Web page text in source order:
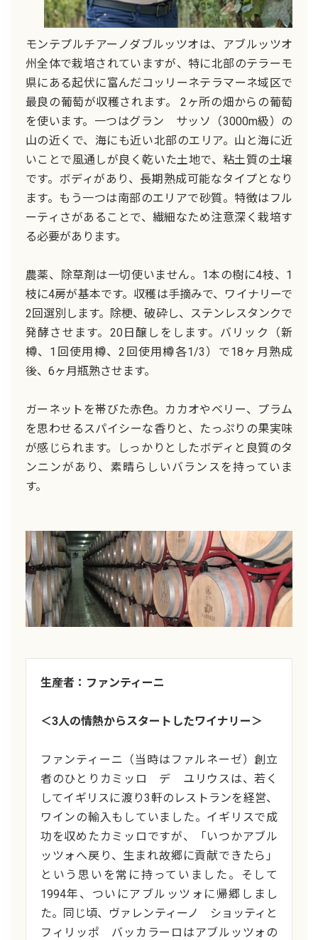
モンテプルチアーノダブルッツオは、アブルッツオ
州全体で栽培されていますが、特に北部のテラーモ
県にある起伏に富んだコッリーネテラマーネ域区で
最良の葡萄が収穫されます。 2ヶ所の畑からの葡萄
を使います。一つはグラン サッソ（3000m級）の
山の近くで、海にも近い北部のエリア。山と海に近
いことで風通しが良く乾いた土地で、粘土質の土壌
です。ボディがあり、長期熟成可能なタイプとなり
ます。もう一つは南部のエリアで砂質。特徴はフル
ーティさがあることで、繊細なため注意深く栽培す
る必要があります。
農薬、除草剤は一切使いません。1本の樹に4枝、1
枝に4房が基本です。収穫は手摘みで、ワイナリーで
2回選別します。除梗、破砕し、ステンレスタンクで
発酵させます。20日醸しをします。バリック（新
樽、1回使用樽、2回使用樽各1/3）で18ヶ月熟成
後、6ヶ月瓶熟させます。
ガーネットを帯びた赤色。カカオやベリー、プラム
を思わせるスパイシーな香りと、たっぷりの果実味
が感じられます。しっかりとしたボディと良質のタ
ンニンがあり、素晴らしいバランスを持っていま
す。
生産者：ファンティーニ
＜3人の情熱からスタートしたワイナリー＞
ファンティーニ（当時はファルネーゼ）創立
者のひとりカミッロ デ ユリウスは、若く
してイギリスに渡り3軒のレストランを経営、
ワインの輸入もしていました。イギリスで成
功を収めたカミッロですが、「いつかアブル
ッツォへ戻り、生まれ故郷に貢献できたら」
という思いを常に持っていました。そして
1994年、ついにアブルッツォに帰郷しまし
た。同じ頃、ヴァレンティーノ ショッティと
フィリッポ バッカラーロはアブルッツォの